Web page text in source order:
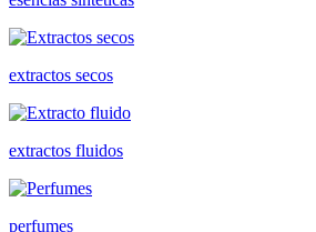
extractos secos
extractos fluidos
perfumes